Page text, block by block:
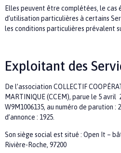
Elles peuvent être complétées, le cas
d’utilisation particulières à certains
les conditions particulières prévalent
Exploitant des
De l’association COLLECTIF
MARTINIQUE (CCEM), parue le 5 avril
W9M1006135, aunuméro de parution :
d’annonce : 1925.
Son siège social est situé : Open It –
Rivière-Roche, 97200